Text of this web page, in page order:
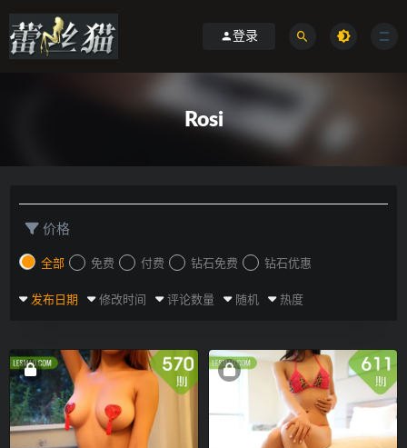
登录
Rosi
价格
全部 免费 付费 钻石免费 钻石优惠
发布日期 修改时间 评论数量 随机 热度